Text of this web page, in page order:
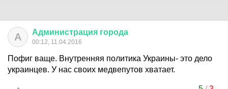
А Администрация города
00:12, 11.04.2016
Пофиг ваще. Внутренняя политика Украины- это дело
украинцев. У нас своих медвепутов хватает.